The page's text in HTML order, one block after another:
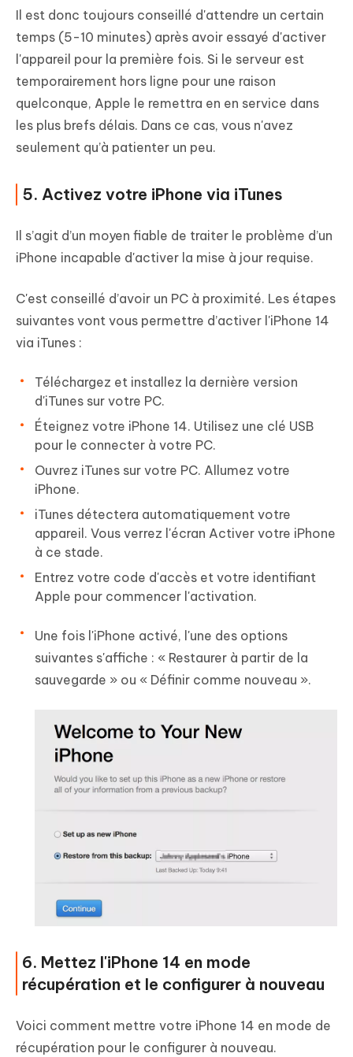
Il est donc toujours conseillé d'attendre un certain
temps (5-10 minutes) après avoir essayé d'activer
l'appareil pour la première fois. Si le serveur est
temporairement hors ligne pour une raison
quelconque, Apple le remettra en en service dans
les plus brefs délais. Dans ce cas, vous n'avez
seulement qu’à patienter un peu.
5. Activez votre iPhone via iTunes
Il s’agit d’un moyen fiable de traiter le problème d’un
iPhone incapable d'activer la mise à jour requise.
C'est conseillé d’avoir un PC à proximité. Les étapes
suivantes vont vous permettre d’activer l'iPhone 14
via iTunes :
Téléchargez et installez la dernière version
d'iTunes sur votre PC.
Éteignez votre iPhone 14. Utilisez une clé USB
pour le connecter à votre PC.
Ouvrez iTunes sur votre PC. Allumez votre
iPhone.
iTunes détectera automatiquement votre
appareil. Vous verrez l'écran Activer votre iPhone
à ce stade.
Entrez votre code d'accès et votre identifiant
Apple pour commencer l'activation.
Une fois l'iPhone activé, l'une des options
suivantes s'affiche : « Restaurer à partir de la
sauvegarde » ou « Définir comme nouveau ».
6. Mettez l'iPhone 14 en mode
récupération et le configurer à nouveau
Voici comment mettre votre iPhone 14 en mode de
récupération pour le configurer à nouveau.